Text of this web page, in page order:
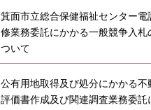
箕面市立総合保健福祉センター電
修業務委託にかかる一般競争入札
ついて
公有用地取得及び処分にかかる不
評価書作成及び関連調査業務委託